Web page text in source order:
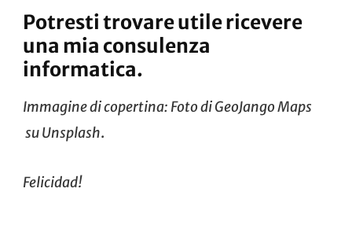
Potresti trovare utile ricevere
una mia consulenza
informatica.
Immagine di copertina: Foto diGeoJango Maps
suUnsplash.
Felicidad!